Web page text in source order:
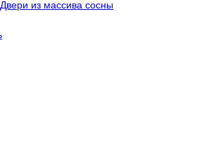
Двери из массива сосны